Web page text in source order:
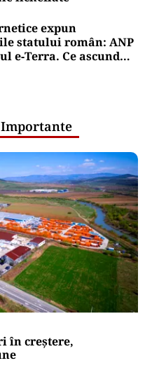
confiscat de
un oligarh rus, a fost
Noul proprietar a scos
în 2025
devină acționar la
terminal american
lichefiate
expun
statului român: ANP
e‑Terra. Ce ascund
și cine răspunde
IT a instituțiilor